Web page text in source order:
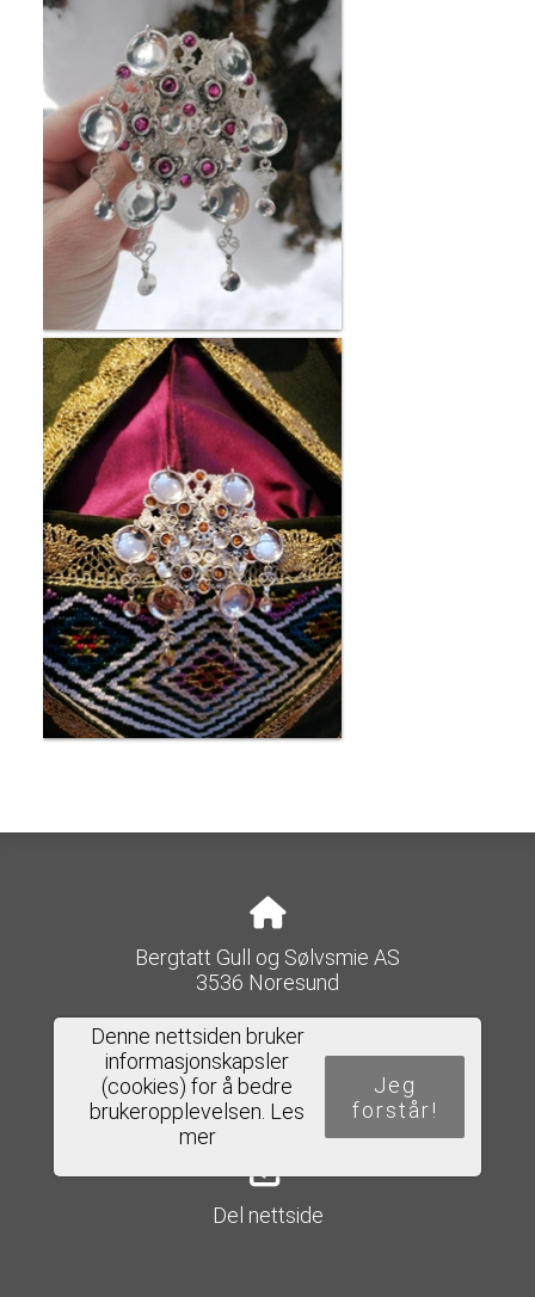
Bergtatt Gull og Sølvsmie AS
3536 Noresund
e-post@bergtatt-as.no
Del nettside
Denne nettsiden bruker
informasjonskapsler
(cookies) for å bedre
brukeropplevelsen. Les
mer
Jeg
forstår!